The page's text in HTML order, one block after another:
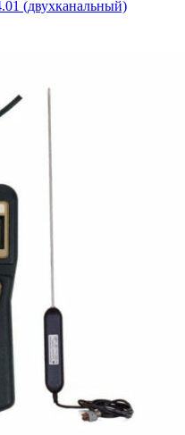
(двухканальный)